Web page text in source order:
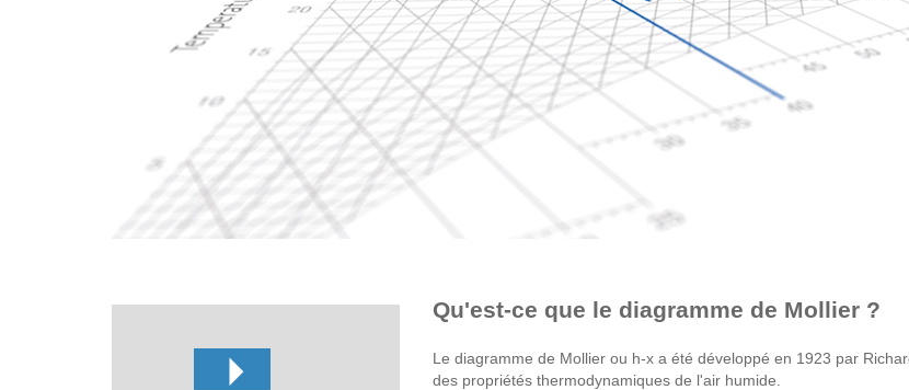
Qu'est-ce que le diagramme de Mollier ?
Le diagramme de Mollier ou h-x a été développé en 1923 par
des propriétés thermodynamiques de l'air humide.